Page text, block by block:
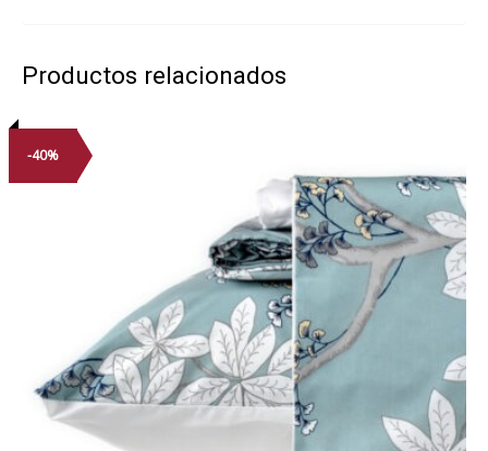
Productos relacionados
-40%